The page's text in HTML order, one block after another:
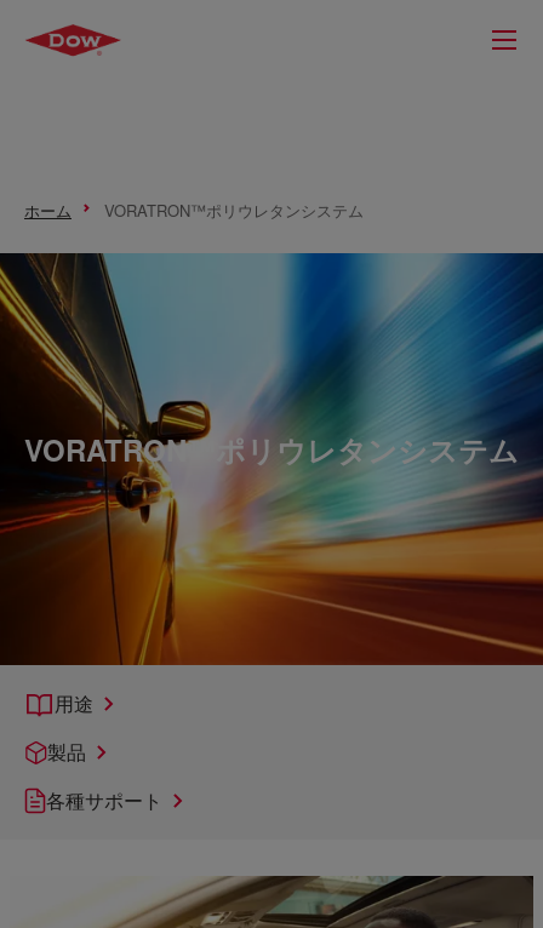
ホーム VORATRON™ポリウレタンシステム
VORATRON™ポリウレタンシステム
用途
製品
各種サポート